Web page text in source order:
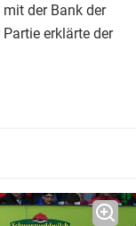
der Bank der
erklärte der